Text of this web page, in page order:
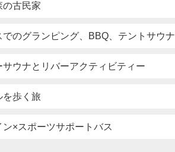
の古民家
のグランピング、BBQ、テントサウナ
ウナとリバーアクティビティー
を歩く旅
×スポーツサポートバス